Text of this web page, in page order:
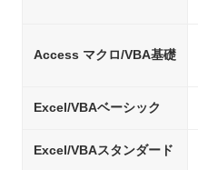
Access マクロ/VBA基礎
Excel/VBAベーシック
Excel/VBAスタンダード